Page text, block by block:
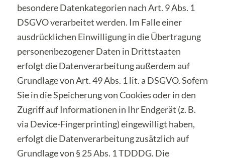
besondere Datenkategorien nach Art. 9 Abs. 1
DSGVO verarbeitet werden. Im Falle einer
ausdrücklichen Einwilligung in die Übertragung
personenbezogener Daten in Drittstaaten
erfolgt die Datenverarbeitung außerdem auf
Grundlage von Art. 49 Abs. 1 lit. a DSGVO. Sofern
Sie in die Speicherung von Cookies oder in den
Zugriff auf Informationen in Ihr Endgerät (z. B.
via Device-Fingerprinting) eingewilligt haben,
erfolgt die Datenverarbeitung zusätzlich auf
Grundlage von § 25 Abs. 1 TDDDG. Die